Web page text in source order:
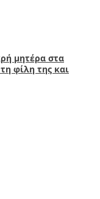
μητέρα στα
φίλη της και